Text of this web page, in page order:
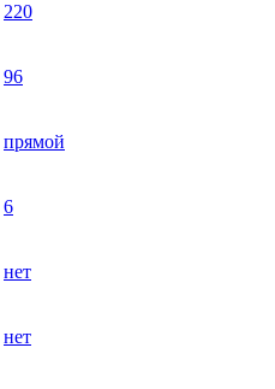
220
96
прямой
6
нет
нет